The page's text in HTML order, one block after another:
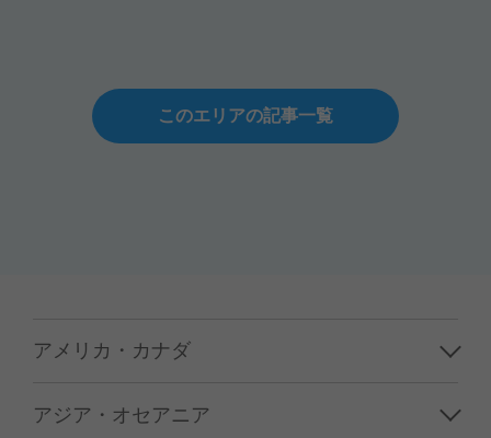
このエリアの記事一覧
アメリカ・カナダ
ハワイ
アジア・オセアニア